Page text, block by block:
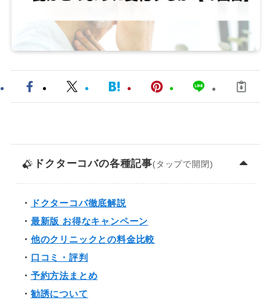
ドクターコバの各種記事(タップで開閉)
・
ドクターコバ徹底解説
・ 最新版 お得なキャンペーン
・ 他のクリニックとの料金比較
・ 口コミ・評判
・ 予約方法まとめ
・ 勧誘について